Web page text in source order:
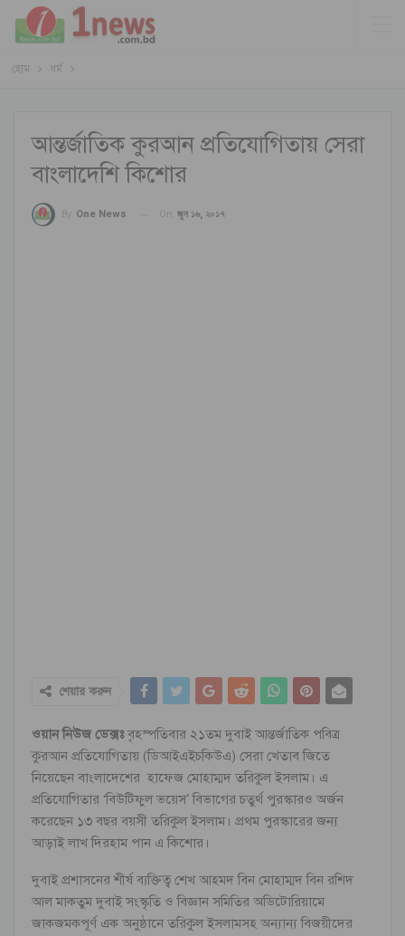
হোম ধর্ম
আন্তর্জাতিক কুরআন প্রতিযোগিতায় সেরা
বাংলাদেশি কিশোর
By One News On জুন ১৬, ২০১৭
শেয়ার করুন
ওয়ান নিউজ ডেক্সঃবৃহস্পতিবার ২১তম দুবাই আন্তর্জাতিক পবিত্র
কুরআন প্রতিযোগিতায় (ডিআইএইচকিউএ) সেরা খেতাব জিতে
নিয়েছেন বাংলাদেশের হাফেজ মোহাম্মদ তরিকুল ইসলাম। এ
প্রতিযোগিতার ‘বিউটিফুল ভয়েস’ বিভাগের চতুর্থ পুরস্কারও অর্জন
করেছেন ১৩ বছর বয়সী তরিকুল ইসলাম। প্রথম পুরস্কারের জন্য
আড়াই লাখ দিরহাম পান এ কিশোর।
দুবাই প্রশাসনের শীর্ষ ব্যক্তিত্ব শেখ আহমদ বিন মোহাম্মদ বিন রশিদ
আল মাকতুম দুবাই সংস্কৃতি ও বিজ্ঞান সমিতির অডিটোরিয়ামে
জাকজমকপূর্ণ এক অনুষ্ঠানে তরিকুল ইসলামসহ অন্যান্য বিজয়ীদের